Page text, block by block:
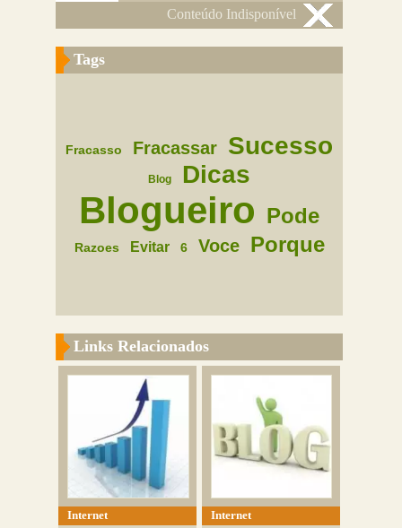
Conteúdo Indisponível
Tags
Fracasso Fracassar Sucesso
Blog Dicas
Blogueiro Pode
Razoes Evitar 6 Voce Porque
Links Relacionados
Internet
Internet